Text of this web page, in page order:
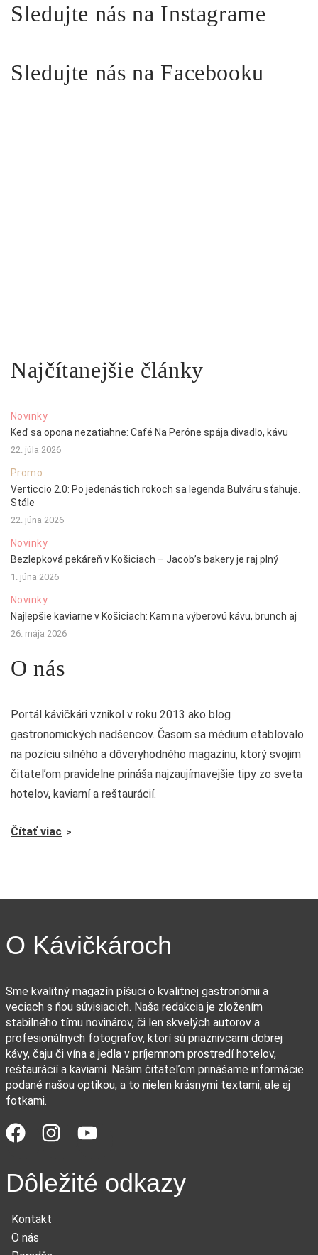
Sledujte nás na Instagrame
Sledujte nás na Facebooku
Najčítanejšie články
Novinky
Keď sa opona nezatiahne: Café Na Peróne spája divadlo, kávu
22. júla 2026
Promo
Verticcio 2.0: Po jedenástich rokoch sa legenda Bulváru sťahuje.
Stále
22. júna 2026
Novinky
Bezlepková pekáreň v Košiciach – Jacob’s bakery je raj plný
1. júna 2026
Novinky
Najlepšie kaviarne v Košiciach: Kam na výberovú kávu, brunch aj
26. mája 2026
O nás
Portál kávičkári vznikol v roku 2013 ako blog
gastronomických nadšencov. Časom sa médium etablovalo
na pozíciu silného a dôveryhodného magazínu, ktorý svojim
čitateľom pravidelne prináša najzaujímavejšie tipy zo sveta
hotelov, kaviarní a reštaurácií.
Čítať viac
O Kávičkároch
Sme kvalitný magazín píšuci o kvalitnej gastronómii a
veciach s ňou súvisiacich. Naša redakcia je zložením
stabilného tímu novinárov, či len skvelých autorov a
profesionálnych fotografov, ktorí sú priaznivcami dobrej
kávy, čaju či vína a jedla v príjemnom prostredí hotelov,
reštaurácií a kaviarní. Našim čitateľom prinášame informácie
podané našou optikou, a to nielen krásnymi textami, ale aj
fotkami.
Dôležité odkazy
Kontakt
O nás